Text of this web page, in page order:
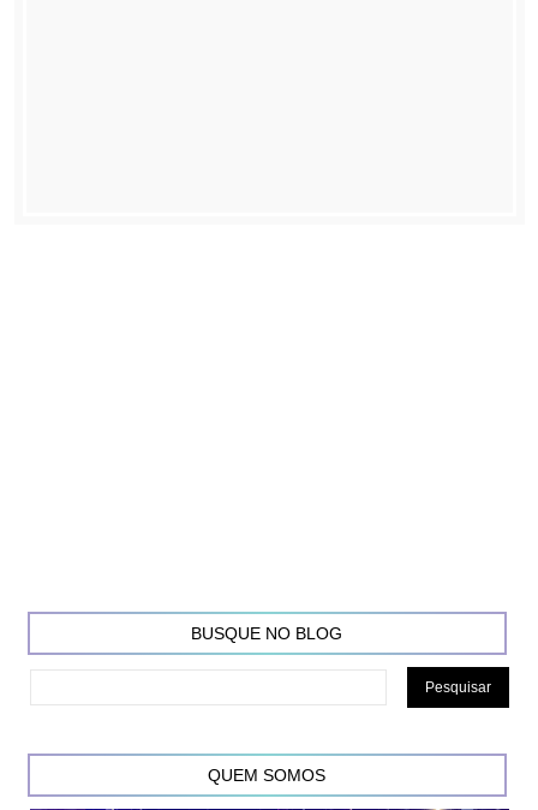
BUSQUE NO BLOG
QUEM SOMOS